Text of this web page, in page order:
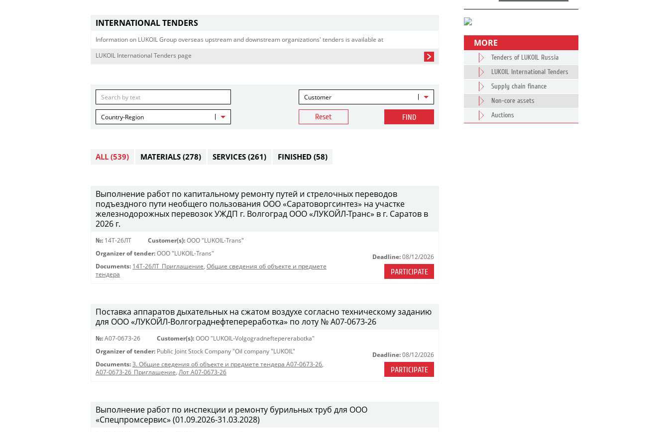
INTERNATIONAL TENDERS
Information on LUKOIL Group overseas upstream and downstream organizations' tenders is available at
LUKOIL International Tenders page
Customer
Country-Region Reset FIND
ALL (539) MATERIALS (278) SERVICES (261) FINISHED (58)
Выполнение работ по капитальному ремонту путей и стрелочных переводов
подъездного пути необщего пользования ООО «Саратоворгсинтез» на участке
железнодорожных перевозок УЖДП г. Волгоград ООО «ЛУКОЙЛ-Транс» в г. Саратов в
2026 г.
№: 14Т-26ЛТ Customer(s): OOO "LUKOIL-Trans"
Organizer of tender: OOO "LUKOIL-Trans"
Documents: 14Т-26ЛТ_Приглашение, Общие сведения об объекте и предмете
тендера
Deadline: 08/12/2026
PARTICIPATE
Поставка аппаратов дыхательных на сжатом воздухе согласно техническому заданию
для ООО «ЛУКОЙЛ-Волгограднефтепереработка» по лоту № A07-0673-26
№: A07-0673-26 Customer(s): OOO "LUKOIL-Volgogradneftepererabotka"
Organizer of tender: Public Joint Stock Company "Oil company "LUKOIL"
Documents: 3. Общие сведения об объекте и предмете тендера A07-0673-26,
A07-0673-26_Приглашение, Лот A07-0673-26
Deadline: 08/12/2026
PARTICIPATE
Выполнение работ по инспекции и ремонту бурильных труб для ООО
«Спецпромсервис» (01.09.2026-31.03.2028)
MORE
Tenders of LUKOIL Russia
LUKOIL International Tenders
Supply chain finance
Non-core assets
Auctions